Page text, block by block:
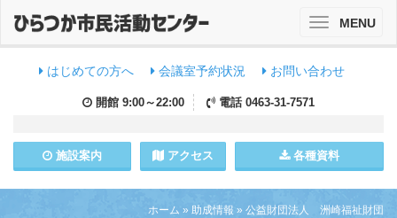
はじめての方へ 会議室予約状況 お問い合わせ
開館 9:00～22:00 電話 0463-31-7571
施設案内 アクセス 各種資料
ToggleMENU
ホーム » 助成情報 » 公益財団法人 洲崎福祉財団